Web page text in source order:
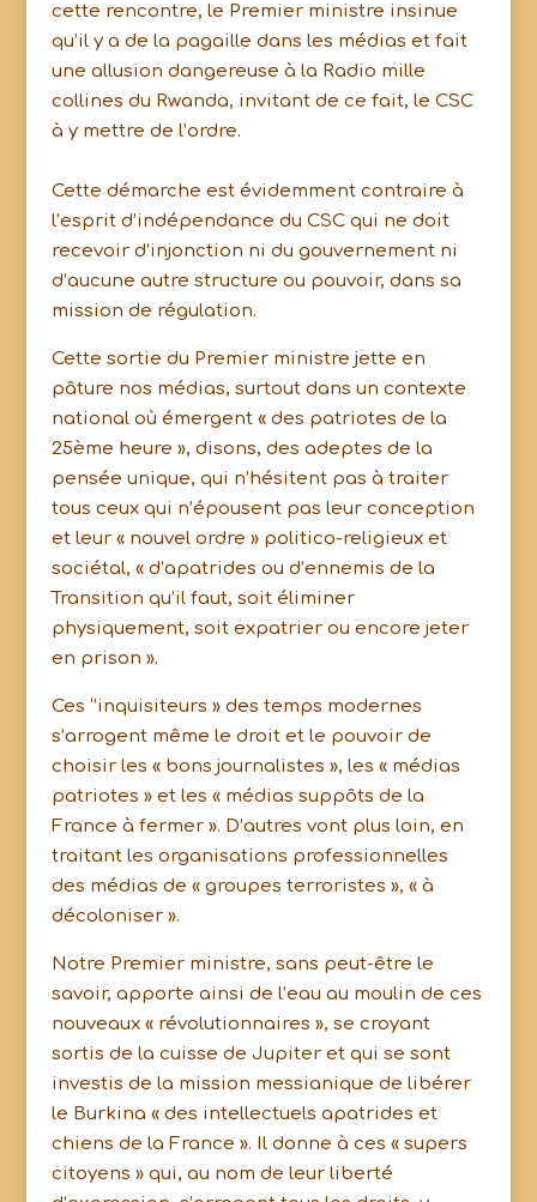
cette rencontre, le Premier ministre insinue
qu’il y a de la pagaille dans les médias et fait
une allusion dangereuse à la Radio mille
collines du Rwanda, invitant de ce fait, le CSC
à y mettre de l’ordre.
Cette démarche est évidemment contraire à
l’esprit d’indépendance du CSC qui ne doit
recevoir d’injonction ni du gouvernement ni
d’aucune autre structure ou pouvoir, dans sa
mission de régulation.
Cette sortie du Premier ministre jette en
pâture nos médias, surtout dans un contexte
national où émergent « des patriotes de la
25ème heure », disons, des adeptes de la
pensée unique, qui n’hésitent pas à traiter
tous ceux qui n’épousent pas leur conception
et leur « nouvel ordre » politico-religieux et
sociétal, « d’apatrides ou d’ennemis de la
Transition qu’il faut, soit éliminer
physiquement, soit expatrier ou encore jeter
en prison ».
Ces ‘’inquisiteurs » des temps modernes
s’arrogent même le droit et le pouvoir de
choisir les « bons journalistes », les « médias
patriotes » et les « médias suppôts de la
France à fermer ». D’autres vont plus loin, en
traitant les organisations professionnelles
des médias de « groupes terroristes », « à
décoloniser ».
Notre Premier ministre, sans peut-être le
savoir, apporte ainsi de l’eau au moulin de ces
nouveaux « révolutionnaires », se croyant
sortis de la cuisse de Jupiter et qui se sont
investis de la mission messianique de libérer
le Burkina « des intellectuels apatrides et
chiens de la France ». Il donne à ces « supers
citoyens » qui, au nom de leur liberté